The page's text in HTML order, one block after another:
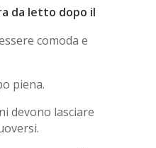
da letto dopo il
comoda e
piena.
devono lasciare